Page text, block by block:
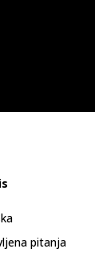
pitanja